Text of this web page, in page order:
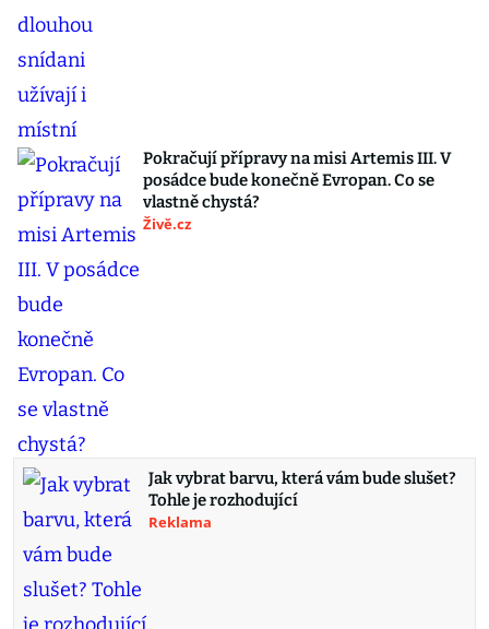
Pokračují přípravy na misi Artemis III. V
posádce bude konečně Evropan. Co se
vlastně chystá?
Živě.cz
Jak vybrat barvu, která vám bude slušet?
Tohle je rozhodující
Reklama